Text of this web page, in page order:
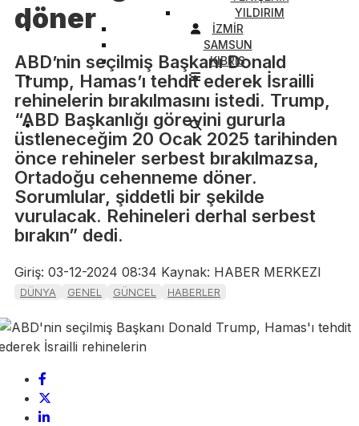
YILDIRIM
İZMİR
SAMSUN
KIBRIS
döner
ABD’nin seçilmiş Başkanı Donald
Trump, Hamas’ı tehdit ederek İsrailli
rehinelerin bırakılmasını istedi. Trump,
“ABD Başkanlığı görevini gururla
üstleneceğim 20 Ocak 2025 tarihinden
önce rehineler serbest bırakılmazsa,
Ortadoğu cehenneme döner.
Sorumlular, şiddetli bir şekilde
vurulacak. Rehineleri derhal serbest
bırakın” dedi.
Giriş: 03-12-2024 08:34 Kaynak: HABER MERKEZI
DÜNYA GENEL GÜNCEL HABERLER